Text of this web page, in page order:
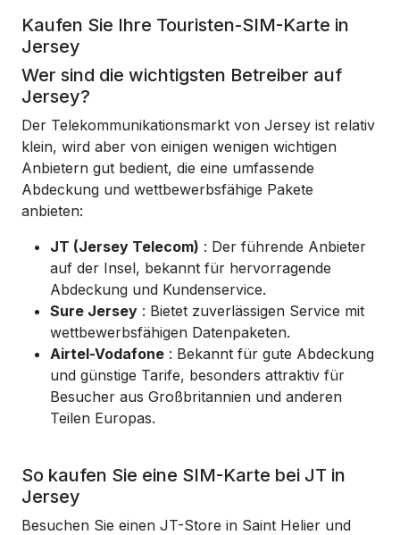
Kaufen Sie Ihre Touristen-SIM-Karte in
Jersey
Wer sind die wichtigsten Betreiber auf
Jersey?
Der Telekommunikationsmarkt von Jersey ist relativ
klein, wird aber von einigen wenigen wichtigen
Anbietern gut bedient, die eine umfassende
Abdeckung und wettbewerbsfähige Pakete
anbieten:
JT (Jersey Telecom) : Der führende Anbieter
auf der Insel, bekannt für hervorragende
Abdeckung und Kundenservice.
Sure Jersey : Bietet zuverlässigen Service mit
wettbewerbsfähigen Datenpaketen.
Airtel-Vodafone : Bekannt für gute Abdeckung
und günstige Tarife, besonders attraktiv für
Besucher aus Großbritannien und anderen
Teilen Europas.
So kaufen Sie eine SIM-Karte bei JT in
Jersey
Besuchen Sie einen JT-Store in Saint Helier und